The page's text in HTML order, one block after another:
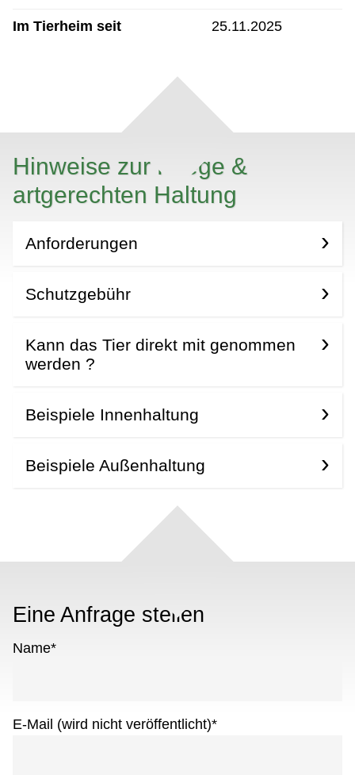
Im Tierheim seit 25.11.2025
Hinweise zur Pflege &
artgerechten Haltung
Anforderungen
Schutzgebühr
Kann das Tier direkt mit genommen
werden ?
Beispiele Innenhaltung
Beispiele Außenhaltung
Eine Anfrage stellen
Name*
E-Mail (wird nicht veröffentlicht)*